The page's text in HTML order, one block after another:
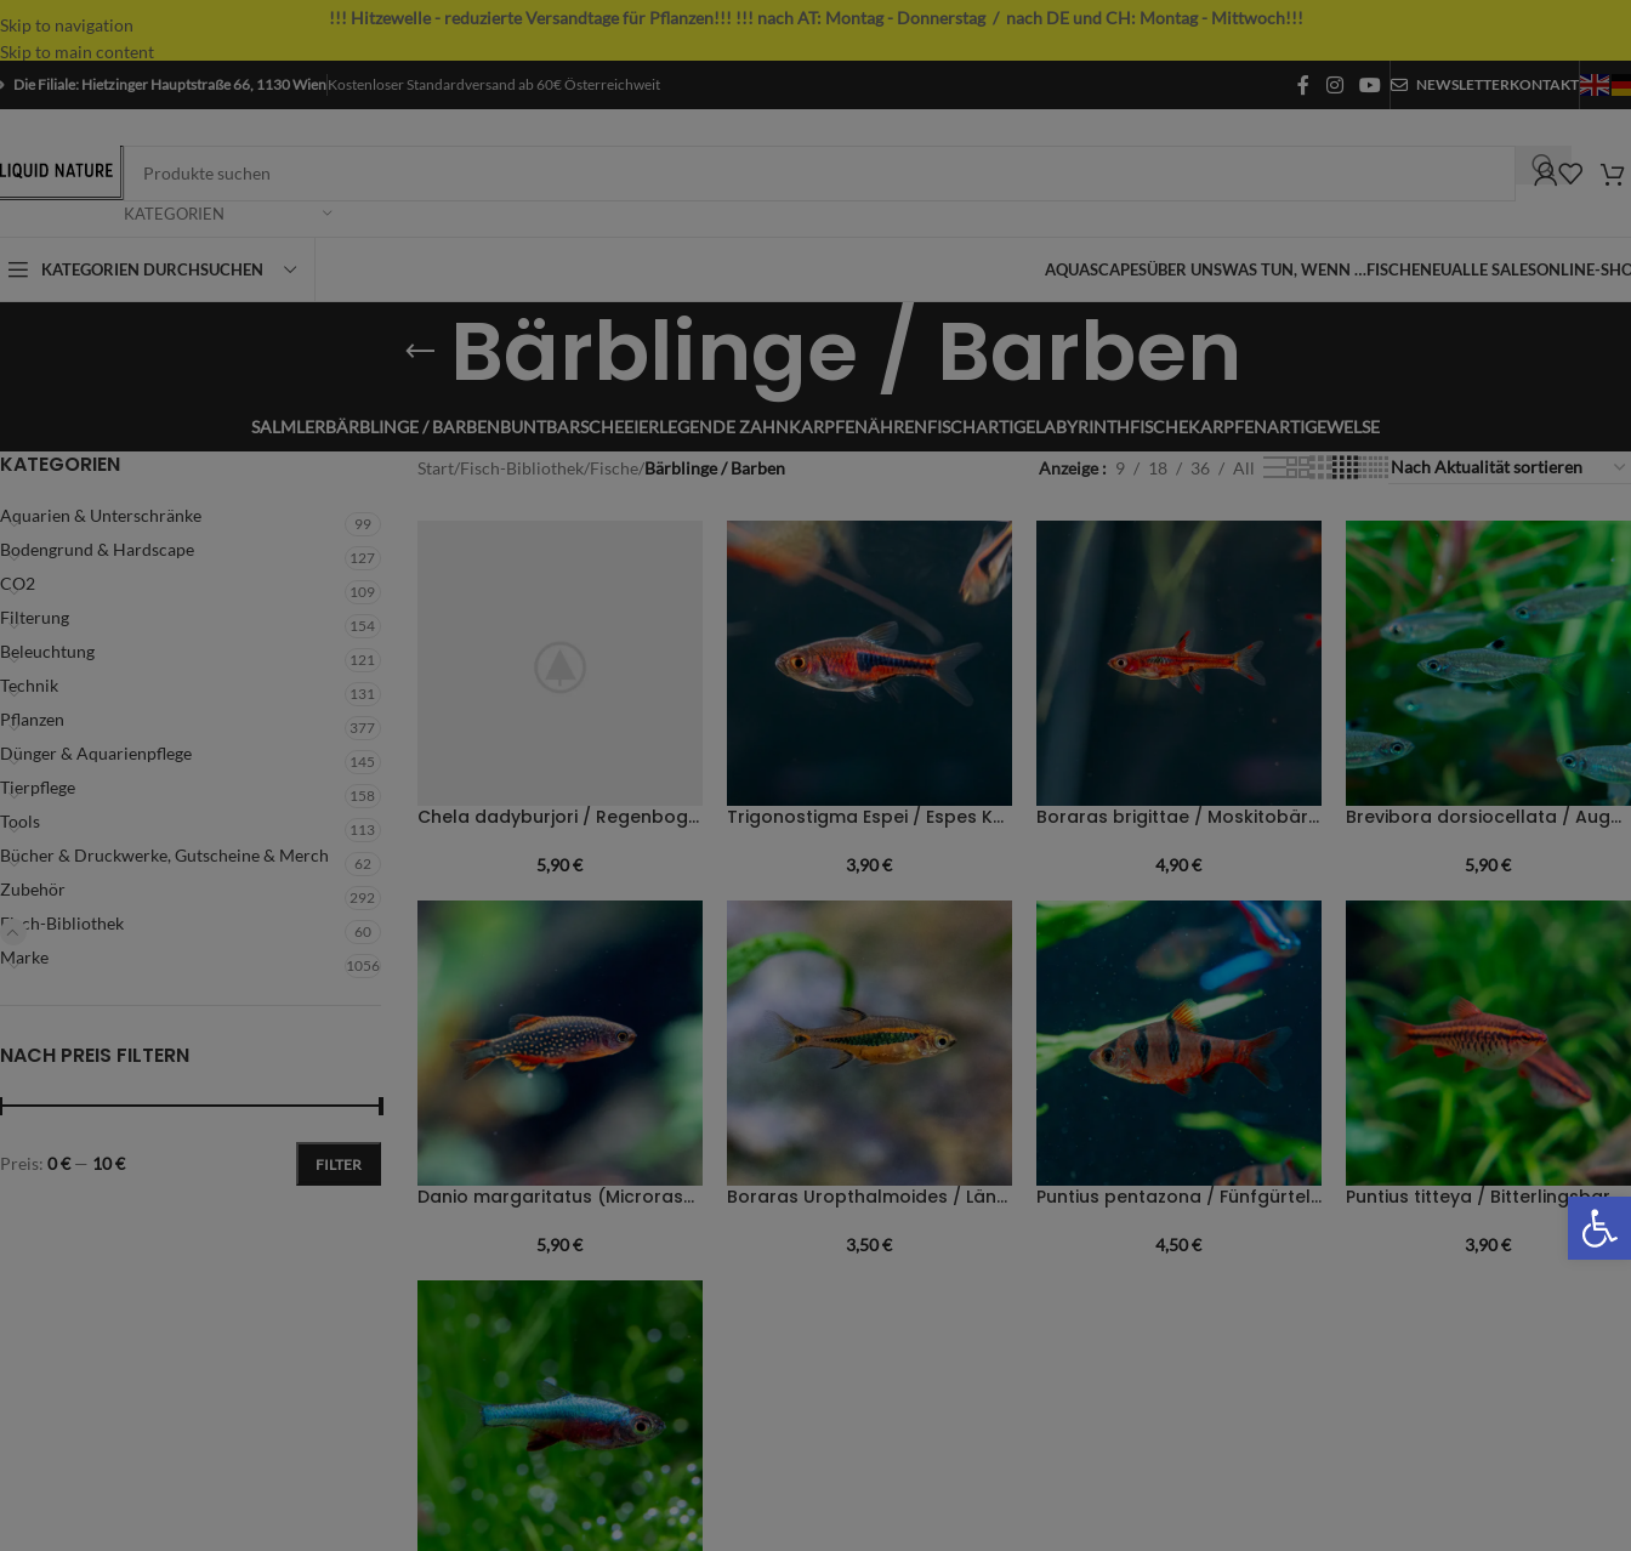
Skip to navigation
Skip to main content
!!! Hitzewelle - reduzierte Versandtage für Pflanzen!!! !!! nach AT: Montag - Donnerstag / nach DE und CH: Montag - Mittwoch!!!
Die Filiale: Hietzinger Hauptstraße 66, 1130 WienKostenloser Standardversand ab 60€ Österreichweit NEWSLETTERKONTAKT
KATEGORIEN
KATEGORIEN DURCHSUCHEN AQUASCAPESÜBER UNSWAS TUN, WENN …FISCHENEUALLE SALESONLINE-
Bärblinge / Barben
SALMLERBÄRBLINGE / BARBENBUNTBARSCHEEIERLEGENDE ZAHNKARPFENÄHRENFISCHARTIGELABYRINTHFISCHEKARPFENARTIGEWELSE
KATEGORIEN
Aquarien & Unterschränke 99
Bodengrund & Hardscape 127
CO2 109
Filterung 154
Beleuchtung 121
Technik 131
Pflanzen 377
Dünger & Aquarienpflege 145
Tierpflege 158
Tools 113
Bücher & Druckwerke, Gutscheine & Merch 62
Zubehör 292
Fisch-Bibliothek 60
Marke 1056
NACH PREIS FILTERN
FILTER
Preis: 0 €— 10 €
Start/Fisch-Bibliothek/Fische/Bärblinge / Barben Anzeige 9 18 36 All
Chela dadyburjori / Regenbogen-Kielbauchbärbling
5,90€
Trigonostigma Espei / Espes Keilfleckbärbling
3,90€
Boraras brigittae / Moskitobärbling
4,90€
Brevibora dorsiocellata / Augenfleckbärbling
5,90€
Danio margaritatus (Microrasboras galaxy) / Perlhuhnbärbling
5,90€
Boraras Uropthalmoides / Längsband-Zwergbärbling
3,50€
Puntius pentazona / Fünfgürtelbarbe
4,50€
Puntius titteya / Bitterlingsbarbe
3,90€